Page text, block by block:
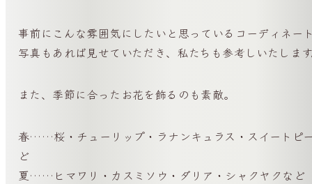
事前にこんな雰囲気にしたいと思っているコーディネー
写真もあれば見せていただき、私たちも参考しいたしま
また、季節に合ったお花を飾るのも素敵。
春……桜・チューリップ・ラナンキュラス・スイートピ
ど
夏……ヒマワリ・カスミソウ・ダリア・シャクヤクなど